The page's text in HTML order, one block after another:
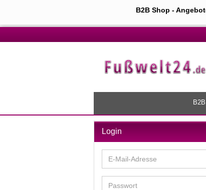
B2B Shop -
Login
E-
Mail-
Adresse
Passwort